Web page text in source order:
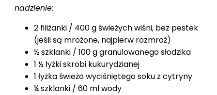
nadzienie:
2 filiżanki / 400 g świeżych wiśni, bez pestek
(jeśli są mrożone, najpierw rozmroź)
½ szklanki / 100 g granulowanego słodzika
1 ½ łyżki skrobi kukurydzianej
1 łyżka świeżo wyciśniętego soku z cytryny
¼ szklanki / 60 ml wody